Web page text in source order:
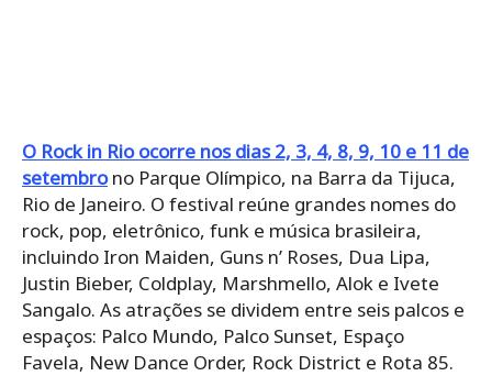
O Rock in Rio ocorre nos dias 2, 3, 4, 8, 9, 10 e 11 de
setembrono Parque Olímpico, na Barra da Tijuca,
Rio de Janeiro. O festival reúne grandes nomes do
rock, pop, eletrônico, funk e música brasileira,
incluindo Iron Maiden, Guns n’ Roses, Dua Lipa,
Justin Bieber, Coldplay, Marshmello, Alok e Ivete
Sangalo. As atrações se dividem entre seis palcos e
espaços: Palco Mundo, Palco Sunset, Espaço
Favela, New Dance Order, Rock District e Rota 85.